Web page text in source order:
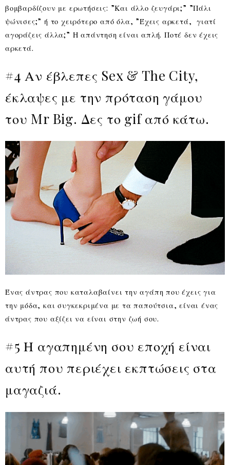
βομβαρδίζουν με ερωτήσεις: ”Και άλλο ζευγάρι;” ”Πάλι
ψώνισες;” ή το χειρότερο από όλα, ”Έχεις αρκετά, γιατί
αγοράζεις άλλα;” Η απάντηση είναι απλή. Ποτέ δεν έχεις
αρκετά.
#4 Αν έβλεπες Sex & The City,
έκλαψες με την πρόταση γάμου
του Mr Big. Δες το gif από κάτω.
Ένας άντρας που καταλαβαίνει την αγάπη που έχεις για
την μόδα, και συγκεκριμένα με τα παπούτσια, είναι ένας
άντρας που αξίζει να είναι στην ζωή σου.
#5 Η αγαπημένη σου εποχή είναι
αυτή που περιέχει εκπτώσεις στα
μαγαζιά.